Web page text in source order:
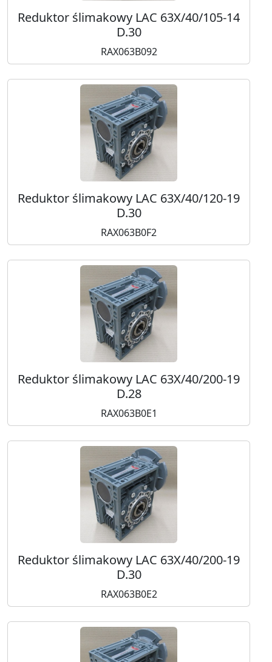
Reduktor ślimakowy LAC 63X/40/105-14
D.30
RAX063B092
Reduktor ślimakowy LAC 63X/40/120-19
D.30
RAX063B0F2
Reduktor ślimakowy LAC 63X/40/200-19
D.28
RAX063B0E1
Reduktor ślimakowy LAC 63X/40/200-19
D.30
RAX063B0E2